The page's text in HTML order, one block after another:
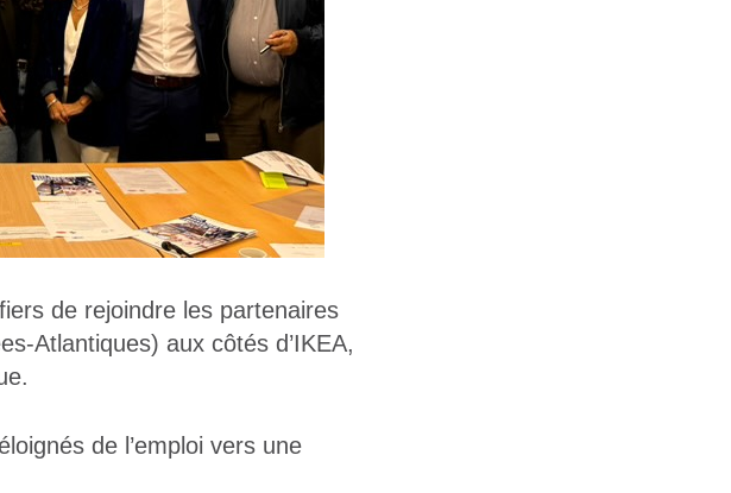
de rejoindre les partenaires
Atlantiques) aux côtés d’IKEA,
de l’emploi vers une